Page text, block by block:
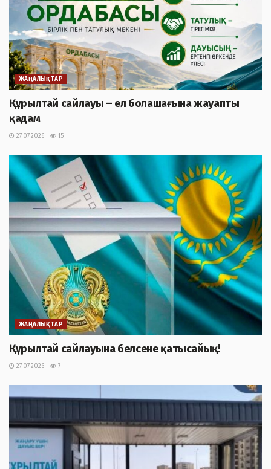
ЖАҢАЛЫҚТАР
Құрылтай сайлауы – ел болашағына жауапты
қадам
27.07.2026 15
ЖАҢАЛЫҚТАР
Құрылтай сайлауына белсене қатысайық!
27.07.2026 7